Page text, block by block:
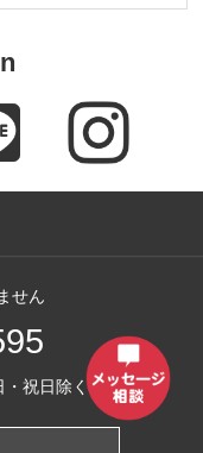
せん
祝日除く）